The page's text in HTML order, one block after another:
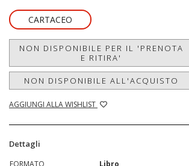
CARTACEO
NON DISPONIBILE PER IL 'PRENOTA
E RITIRA'
NON DISPONIBILE ALL'ACQUISTO
AGGIUNGI ALLA WISHLIST
Dettagli
FORMATO
Libro